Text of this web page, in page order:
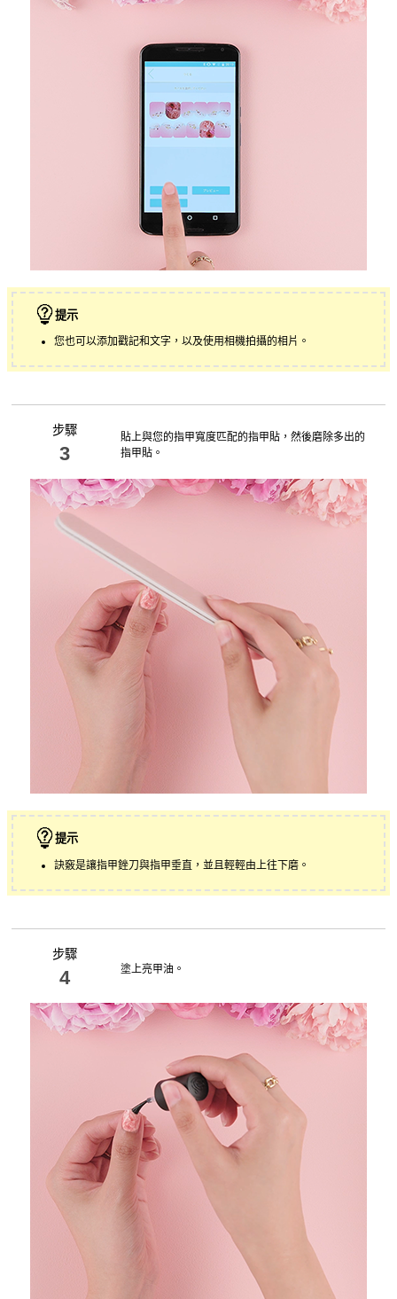
提示
您也可以添加戳記和文字，以及使用相機拍攝的相片。
步驟
3
貼上與您的指甲寬度匹配的指甲貼，然後磨除多出的
指甲貼。
提示
訣竅是讓指甲銼刀與指甲垂直，並且輕輕由上往下磨。
步驟
4 塗上亮甲油。